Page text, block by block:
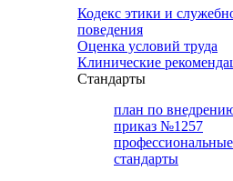
Кодекс этики и
поведения
Оценка условий труда
Клинические
Cтандарты
план по
приказ №1257
профессиональные
стандарты